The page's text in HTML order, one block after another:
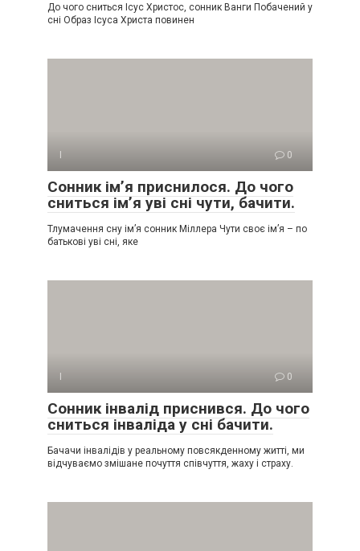
До чого сниться Ісус Христос, сонник Ванги Побачений у
сні Образ Ісуса Христа повинен
І 0
Сонник ім’я приснилося. До чого
сниться ім’я уві сні чути, бачити.
Тлумачення сну ім’я сонник Міллера Чути своє ім’я – по
батькові уві сні, яке
І 0
Сонник інвалід приснився. До чого
сниться інваліда у сні бачити.
Бачачи інвалідів у реальному повсякденному житті, ми
відчуваємо змішане почуття співчуття, жаху і страху.